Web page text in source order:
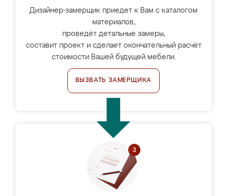
Дизайнер-замерщик приедет к Вам с каталогом
материалов,
проведёт детальные замеры,
составит проект и сделает окончательный расчёт
стоимости Вашей будущей мебели.
ВЫЗВАТЬ ЗАМЕРЩИКА